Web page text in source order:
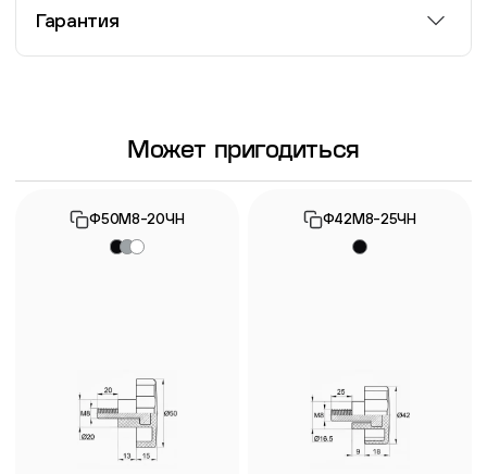
Гарантия
Информация о гарантии
Может пригодиться
Ф50М8-20ЧН Ф42М8-25ЧН